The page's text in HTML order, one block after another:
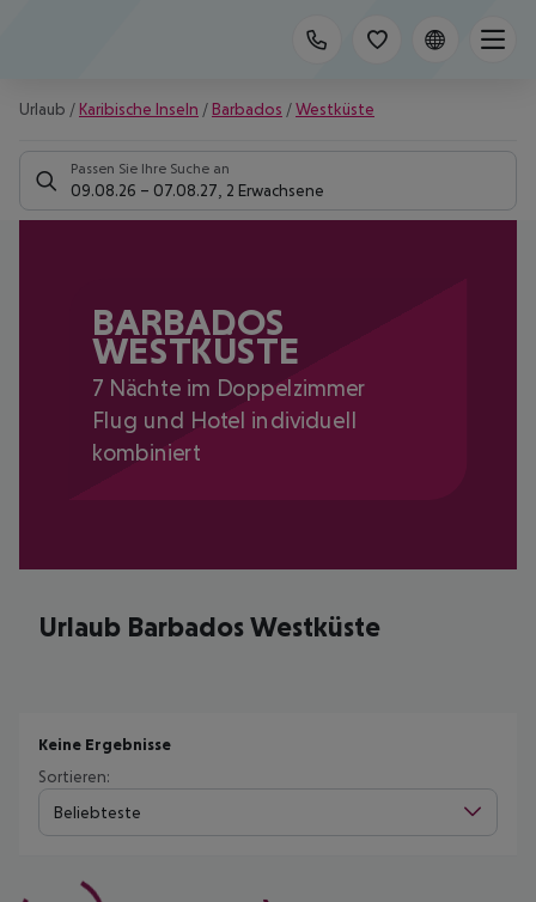
Urlaub / Karibische Inseln / Barbados /Westküste
Passen Sie Ihre Suche an
09.08.26 – 07.08.27 2 Erwachsene
BARBADOS
WESTKÜSTE
7 Nächte im Doppelzimmer
Flug und Hotel individuell
kombiniert
Urlaub Barbados Westküste
Keine Ergebnisse
Sortieren:
Beliebteste